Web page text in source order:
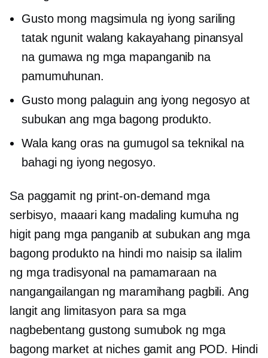
Gusto mong magsimula ng iyong sariling
tatak ngunit walang kakayahang pinansyal
na gumawa ng mga mapanganib na
pamumuhunan.
Gusto mong palaguin ang iyong negosyo at
subukan ang mga bagong produkto.
Wala kang oras na gumugol sa teknikal na
bahagi ng iyong negosyo.
Sa paggamit ng print-on-demand mga
serbisyo, maaari kang madaling kumuha ng
higit pang mga panganib at subukan ang mga
bagong produkto na hindi mo naisip sa ilalim
ng mga tradisyonal na pamamaraan na
nangangailangan ng maramihang pagbili. Ang
langit ang limitasyon para sa mga
nagbebentang gustong sumubok ng mga
bagong market at niches gamit ang POD. Hindi